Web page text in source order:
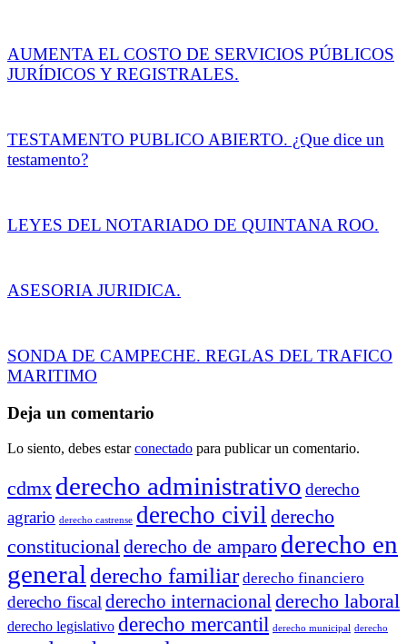
AUMENTA EL COSTO DE SERVICIOS PÚBLICOS
JURÍDICOS Y REGISTRALES.
TESTAMENTO PUBLICO ABIERTO. ¿Que dice un
testamento?
LEYES DEL NOTARIADO DE QUINTANA ROO.
ASESORIA JURIDICA.
SONDA DE CAMPECHE. REGLAS DEL TRAFICO
MARITIMO
Deja un comentario
Lo siento, debes estarconectado para publicar un comentario.
cdmx derecho administrativo derecho
agrario derecho castrense derecho civil derecho
constitucional derecho de amparo derecho en
general derecho familiar derecho financiero
derecho fiscal derecho internacional derecho laboral
derecho legislativo derecho mercantil derecho municipal derecho